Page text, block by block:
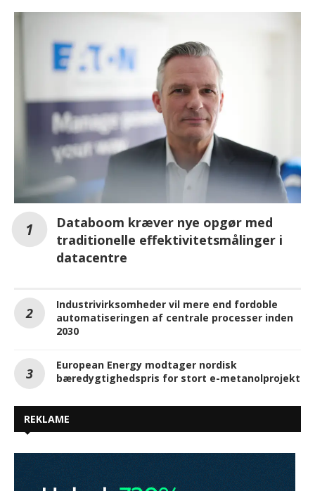
Databoom kræver nye opgør med
traditionelle effektivitetsmålinger i
datacentre
Industrivirksomheder vil mere end fordoble
automatiseringen af centrale processer inden
2030
European Energy modtager nordisk
bæredygtighedspris for stort e-metanolprojekt
REKLAME